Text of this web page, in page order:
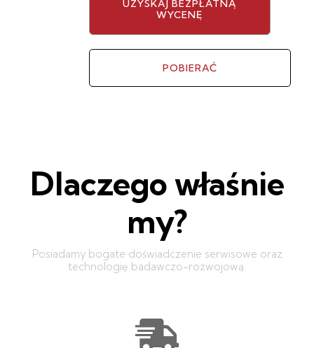
UZYSKAJ BEZPŁATNĄ
WYCENĘ
POBIERAĆ
Dlaczego właśnie
my?
Posiadamy bogate doświadczenie serwisowe oraz
technologię badawczo-rozwojową.